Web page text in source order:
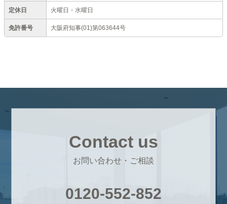
定休日 火曜日・水曜日
免許番号 大阪府知事(01)第063644号
Contact us
お問い合わせ・ご相談
0120-552-852